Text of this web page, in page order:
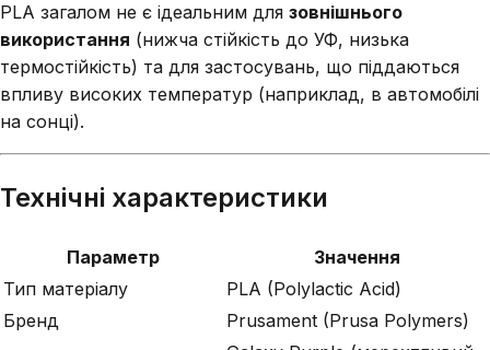
PLA загалом не є ідеальним для зовнішнього
використання (нижча стійкість до УФ, низька
термостійкість) та для застосувань, що піддаються
впливу високих температур (наприклад, в автомобілі
на сонці).
Технічні характеристики
Параметр
Значення
Тип матеріалу
PLA (Polylactic Acid)
Бренд
Prusament (Prusa Polymers)